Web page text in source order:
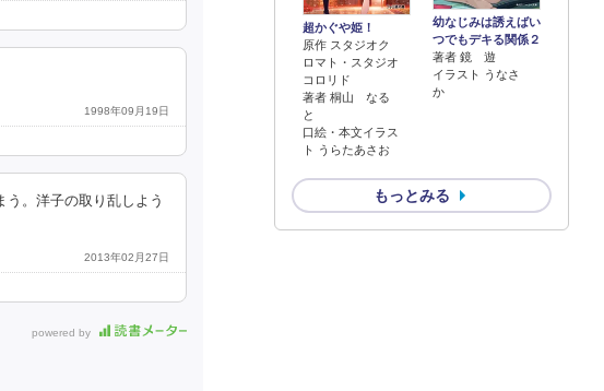
1998年09月19日
。洋子の取り乱しよう
2013年02月27日
powered by
超かぐや姫！
原作 スタジオク
ロマト・スタジオ
コロリド
著者 桐山 なる
と
口絵・本文イラス
ト うらたあさお
幼なじみは誘えばい
つでもデキる関係２
著者 鏡 遊
イラスト うなさ
か
もっとみる